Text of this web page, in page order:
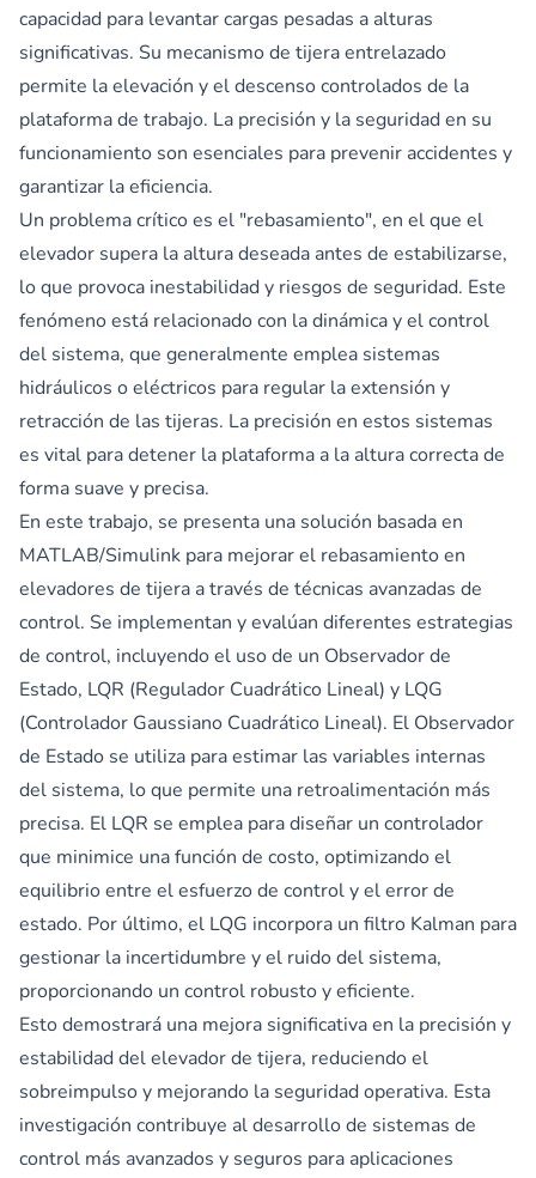
capacidad para levantar cargas pesadas a alturas
significativas. Su mecanismo de tijera entrelazado
permite la elevación y el descenso controlados de la
plataforma de trabajo. La precisión y la seguridad en su
funcionamiento son esenciales para prevenir accidentes y
garantizar la eficiencia.
Un problema crítico es el "rebasamiento", en el que el
elevador supera la altura deseada antes de estabilizarse,
lo que provoca inestabilidad y riesgos de seguridad. Este
fenómeno está relacionado con la dinámica y el control
del sistema, que generalmente emplea sistemas
hidráulicos o eléctricos para regular la extensión y
retracción de las tijeras. La precisión en estos sistemas
es vital para detener la plataforma a la altura correcta de
forma suave y precisa.
En este trabajo, se presenta una solución basada en
MATLAB/Simulink para mejorar el rebasamiento en
elevadores de tijera a través de técnicas avanzadas de
control. Se implementan y evalúan diferentes estrategias
de control, incluyendo el uso de un Observador de
Estado, LQR (Regulador Cuadrático Lineal) y LQG
(Controlador Gaussiano Cuadrático Lineal). El Observador
de Estado se utiliza para estimar las variables internas
del sistema, lo que permite una retroalimentación más
precisa. El LQR se emplea para diseñar un controlador
que minimice una función de costo, optimizando el
equilibrio entre el esfuerzo de control y el error de
estado. Por último, el LQG incorpora un filtro Kalman para
gestionar la incertidumbre y el ruido del sistema,
proporcionando un control robusto y eficiente.
Esto demostrará una mejora significativa en la precisión y
estabilidad del elevador de tijera, reduciendo el
sobreimpulso y mejorando la seguridad operativa. Esta
investigación contribuye al desarrollo de sistemas de
control más avanzados y seguros para aplicaciones